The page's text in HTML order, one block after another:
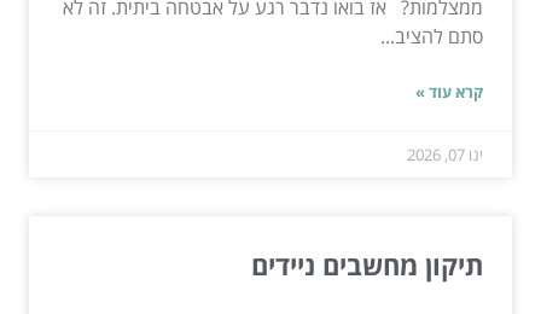
ממצלמות? אז בואו נדבר רגע על אבטחה ביתית. זה לא
סתם להציב...
קרא עוד »
ינו 07, 2026
תיקון מחשבים ניידים